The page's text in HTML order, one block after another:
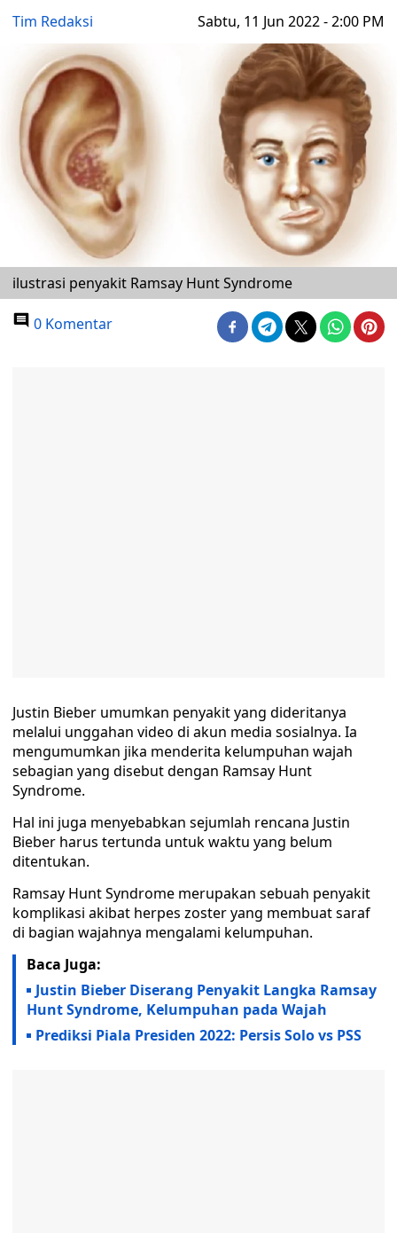
Tim Redaksi Sabtu, 11 Jun 2022 - 2:00 PM
ilustrasi penyakit Ramsay Hunt Syndrome
0 Komentar
Justin Bieber umumkan penyakit yang dideritanya
melalui unggahan video di akun media sosialnya. Ia
mengumumkan jika menderita kelumpuhan wajah
sebagian yang disebut dengan Ramsay Hunt
Syndrome.
Hal ini juga menyebabkan sejumlah rencana Justin
Bieber harus tertunda untuk waktu yang belum
ditentukan.
Ramsay Hunt Syndrome merupakan sebuah penyakit
komplikasi akibat herpes zoster yang membuat saraf
di bagian wajahnya mengalami kelumpuhan.
Baca Juga:
Justin Bieber Diserang Penyakit Langka Ramsay
Hunt Syndrome, Kelumpuhan pada Wajah
Prediksi Piala Presiden 2022: Persis Solo vs PSS